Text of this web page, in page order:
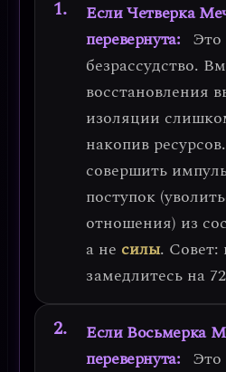
Если Четверка
перевернута: Это
безрассудство.
восстановления
изоляции
накопив
совершить
поступок
отношения) из
а не силы. Совет:
замедлитесь на
Если Восьмерка
перевернута: Это